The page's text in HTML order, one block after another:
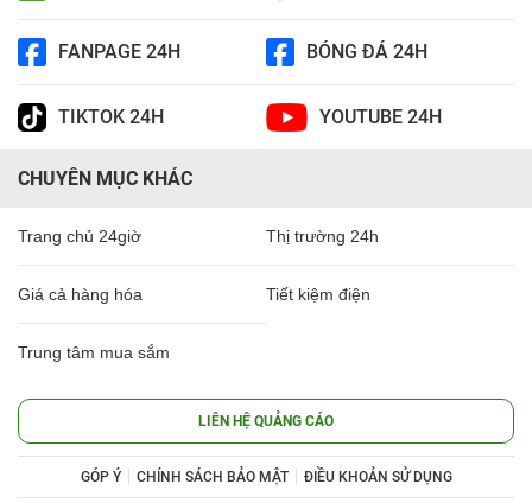
FANPAGE 24H BÓNG ĐÁ 24H
TIKTOK 24H YOUTUBE 24H
CHUYÊN MỤC KHÁC
Trang chủ 24giờ Thị trường 24h
Giá cả hàng hóa Tiết kiệm điện
Trung tâm mua sắm
LIÊN HỆ QUẢNG CÁO
GÓP Ý CHÍNH SÁCH BẢO MẬT ĐIỀU KHOẢN SỬ DỤNG